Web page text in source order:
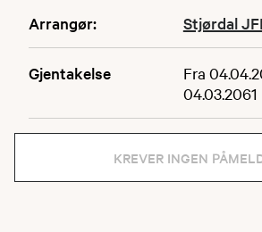
Arrangør: Stjørdal
Gjentakelse
Fra
04.03.2061
KREVER INGEN